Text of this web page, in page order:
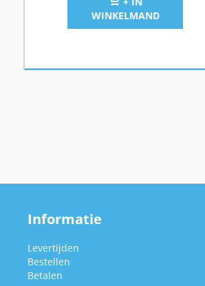
WINKELMAND
Informatie
Levertijden
Bestellen
Betalen